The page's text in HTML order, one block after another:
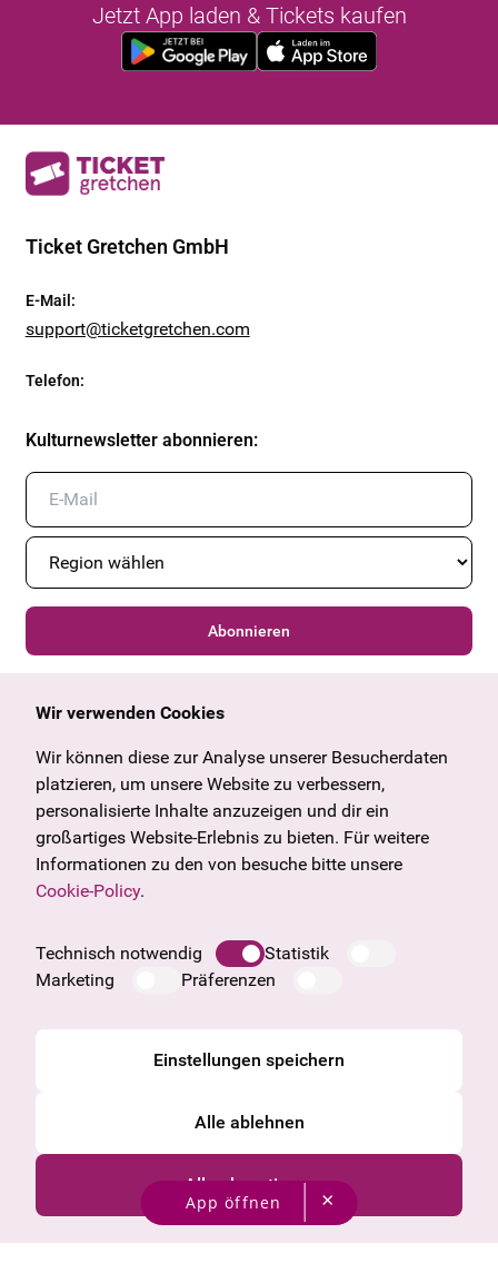
Jetzt App laden & Tickets kaufen
Ticket Gretchen GmbH
E-Mail :
support@ticketgretchen.com
Telefon:
Kulturnewsletter abonnieren:
Abonnieren
Allgemein
Angebote & News
U27
Geschenkgutschein
Häufige Fragen
Impressum
Datenschutzinformation
Wien
Tirol
Vorarlberg
Burgenland
Salzburg
Wir verwenden Cookies
Wir können diese zur Analyse unserer Besucherdaten
platzieren, um unsere Website zu verbessern,
personalisierte Inhalte anzuzeigen und dir ein
großartiges Website-Erlebnis zu bieten. Für weitere
Informationen zu den von besuche bitte unsere
Cookie-Policy.
Technisch notwendig
Statistik
Marketing
Präferenzen
Einstellungen speichern
Alle ablehnen
Alle akzeptieren